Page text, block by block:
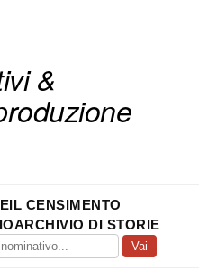
&
IL CENSIMENTO
ARCHIVIO DI STORIE
Vai